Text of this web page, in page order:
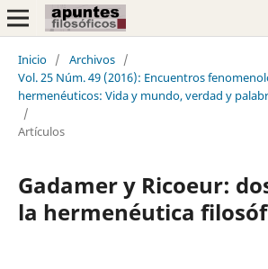
Inicio / Archivos /
Vol. 25 Núm. 49 (2016): Encuentros
hermenéuticos: Vida y mundo, verdad y
/
Artículos
Gadamer y Ricoeur:
la hermenéutica